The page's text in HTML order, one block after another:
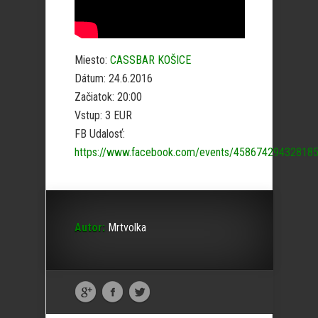
Miesto: CASSBAR KOŠICE
Dátum: 24.6.2016
Začiatok: 20:00
Vstup: 3 EUR
FB Udalosť:
https://www.facebook.com/events/
Autor: Mrtvolka